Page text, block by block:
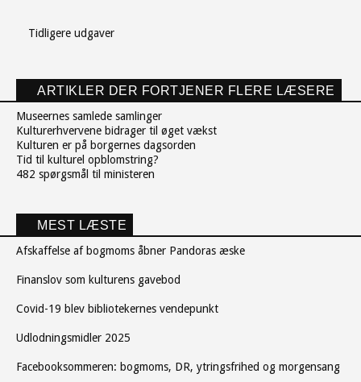
Tidligere udgaver
ARTIKLER DER FORTJENER FLERE LÆSERE
Museernes samlede samlinger
Kulturerhvervene bidrager til øget vækst
Kulturen er på borgernes dagsorden
Tid til kulturel opblomstring?
482 spørgsmål til ministeren
MEST LÆSTE
Afskaffelse af bogmoms åbner Pandoras æske
Finanslov som kulturens gavebod
Covid-19 blev bibliotekernes vendepunkt
Udlodningsmidler 2025
Facebooksommeren: bogmoms, DR, ytringsfrihed og morgensang